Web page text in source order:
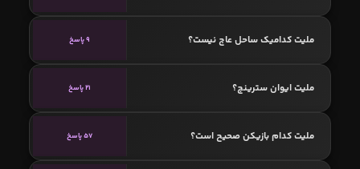
ملیت کدامیک ساحل عاج نیست؟ 9 پاسخ
ملیت ایوان سترینچ؟ 21 پاسخ
ملیت کدام بازیکن صحیح است؟ 57 پاسخ